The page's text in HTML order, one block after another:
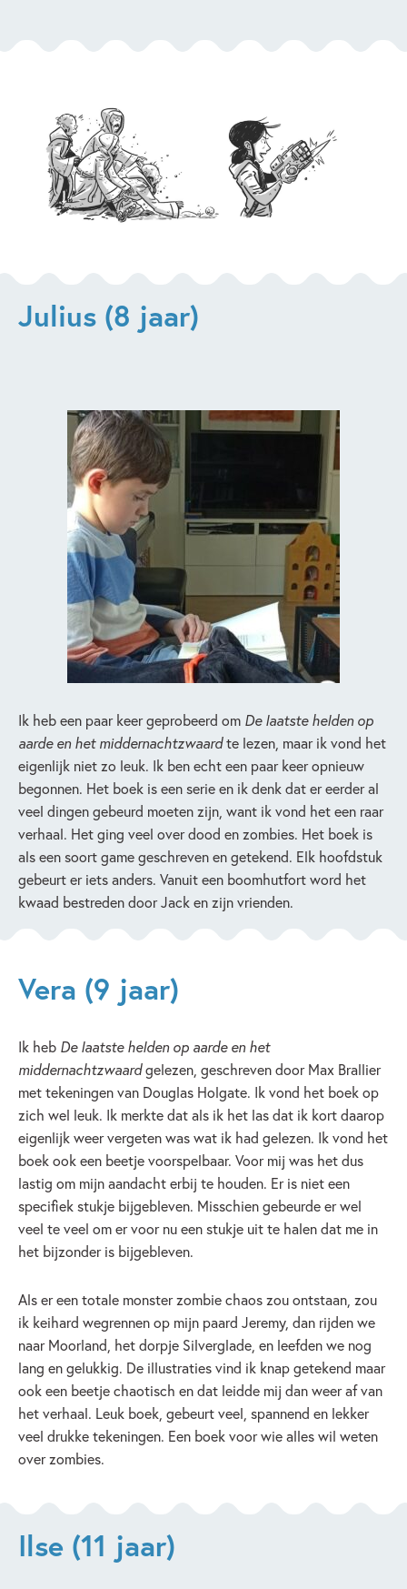
Julius (8 jaar)
Ik heb een paar keer geprobeerd om De laatste helden op
aarde en het middernachtzwaardte lezen, maar ik vond het
eigenlijk niet zo leuk. Ik ben echt een paar keer opnieuw
begonnen. Het boek is een serie en ik denk dat er eerder al
veel dingen gebeurd moeten zijn, want ik vond het een raar
verhaal. Het ging veel over dood en zombies. Het boek is
als een soort game geschreven en getekend. Elk hoofdstuk
gebeurt er iets anders. Vanuit een boomhutfort word het
kwaad bestreden door Jack en zijn vrienden.
Vera (9 jaar)
Ik heb De laatste helden op aarde en het
middernachtzwaardgelezen, geschreven door Max Brallier
met tekeningen van Douglas Holgate. Ik vond het boek op
zich wel leuk. Ik merkte dat als ik het las dat ik kort daarop
eigenlijk weer vergeten was wat ik had gelezen. Ik vond het
boek ook een beetje voorspelbaar. Voor mij was het dus
lastig om mijn aandacht erbij te houden. Er is niet een
specifiek stukje bijgebleven. Misschien gebeurde er wel
veel te veel om er voor nu een stukje uit te halen dat me in
het bijzonder is bijgebleven.
Als er een totale monster zombie chaos zou ontstaan, zou
ik keihard wegrennen op mijn paard Jeremy, dan rijden we
naar Moorland, het dorpje Silverglade, en leefden we nog
lang en gelukkig. De illustraties vind ik knap getekend maar
ook een beetje chaotisch en dat leidde mij dan weer af van
het verhaal. Leuk boek, gebeurt veel, spannend en lekker
veel drukke tekeningen. Een boek voor wie alles wil weten
over zombies.
Ilse (11 jaar)